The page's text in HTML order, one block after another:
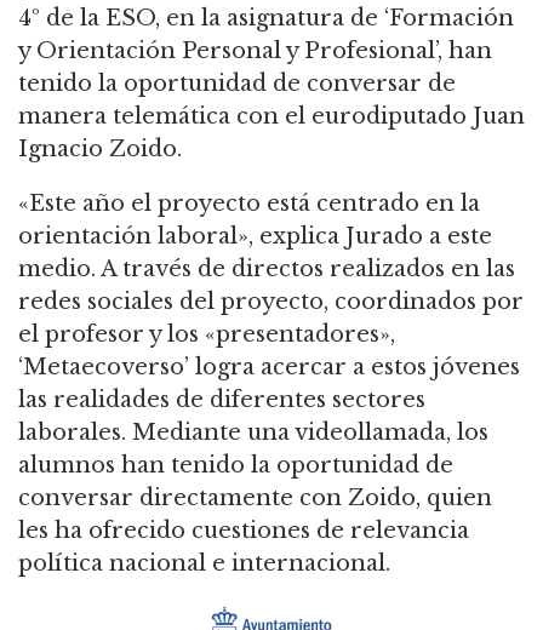
4º de la ESO, en la asignatura de ‘Formación
y Orientación Personal y Profesional’, han
tenido la oportunidad de conversar de
manera telemática con el eurodiputado Juan
Ignacio Zoido.
«Este año el proyecto está centrado en la
orientación laboral», explica Jurado a este
medio. A través de directos realizados en las
redes sociales del proyecto, coordinados por
el profesor y los «presentadores»,
‘Metaecoverso’ logra acercar a estos jóvenes
las realidades de diferentes sectores
laborales. Mediante una videollamada, los
alumnos han tenido la oportunidad de
conversar directamente con Zoido, quien
les ha ofrecido cuestiones de relevancia
política nacional e internacional.